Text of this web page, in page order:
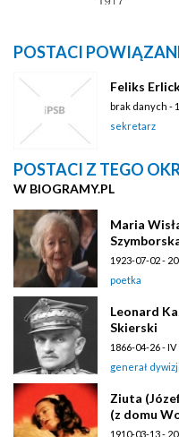
POSTACI
Feliks
brak danych -
sekretarz
POSTACI Z TEGO
W BIOGRAMY.PL
Maria
1923-07-02 -
poetka
Leonard
Skierski
1866-04-26 - IV
generał
Ziuta
(z domu
1910-03-13 -